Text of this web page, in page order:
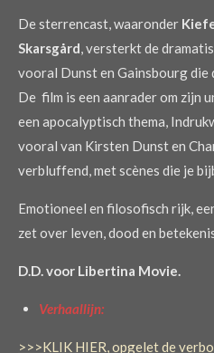
De sterrencast, waaronder
Skarsgård, versterkt de
vooral Dunst en Gainsbourg die
De film is een aanrader om zijn
een apocalyptisch thema,
vooral van Kirsten Dunst en
verbluffend, met scènes die je
Emotioneel en filosofisch rijk,
zet over leven, dood en
D.D. voor Libertina Movie.
Verhaallijn:
>>>KLIK HIER, opgelet de